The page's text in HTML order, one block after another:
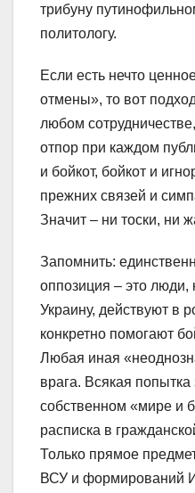
трибуну
политологу.
Если есть нечто
отмены», то вот
любом
отпор при каждом
и бойкот, бойкот и
прежних связей и
Значит – ни тоски, ни
Запомнить:
оппозиция – это люди,
Украину, действуют в
конкретно помогают
Любая иная
врага. Всякая попытка
собственном «мире и
расписка в
Только прямое
ВСУ и формирований